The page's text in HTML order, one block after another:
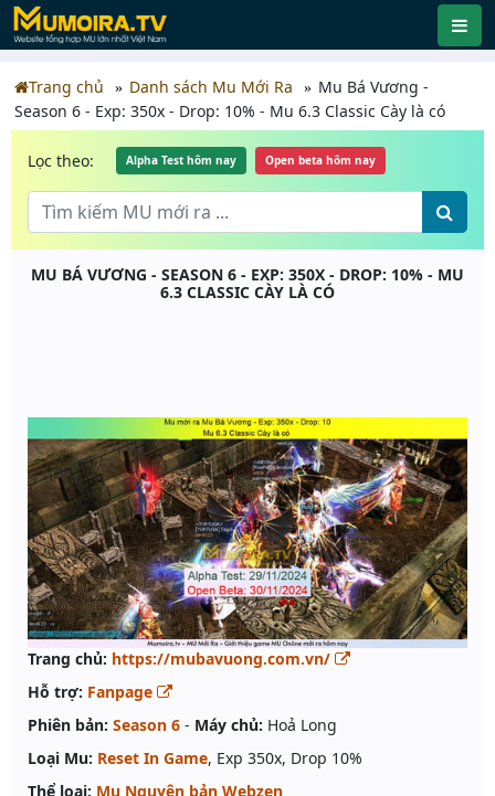
Trang chủ Danh sách Mu Mới Ra
Mu Bá Vương -
Season 6 - Exp: 350x - Drop: 10% - Mu 6.3 Classic Cày là có
Lọc theo: Alpha Test hôm nay Open beta hôm nay
MU BÁ VƯƠNG - SEASON 6 - EXP: 350X - DROP: 10% - MU
6.3 CLASSIC CÀY LÀ CÓ
Trang chủ: https://mubavuong.com.vn/
Hỗ trợ: Fanpage
Phiên bản: Season 6 - Máy chủ: Hoả Long
Loại Mu: Reset In Game, Exp 350x, Drop 10%
Thể loại: Mu Nguyên bản Webzen